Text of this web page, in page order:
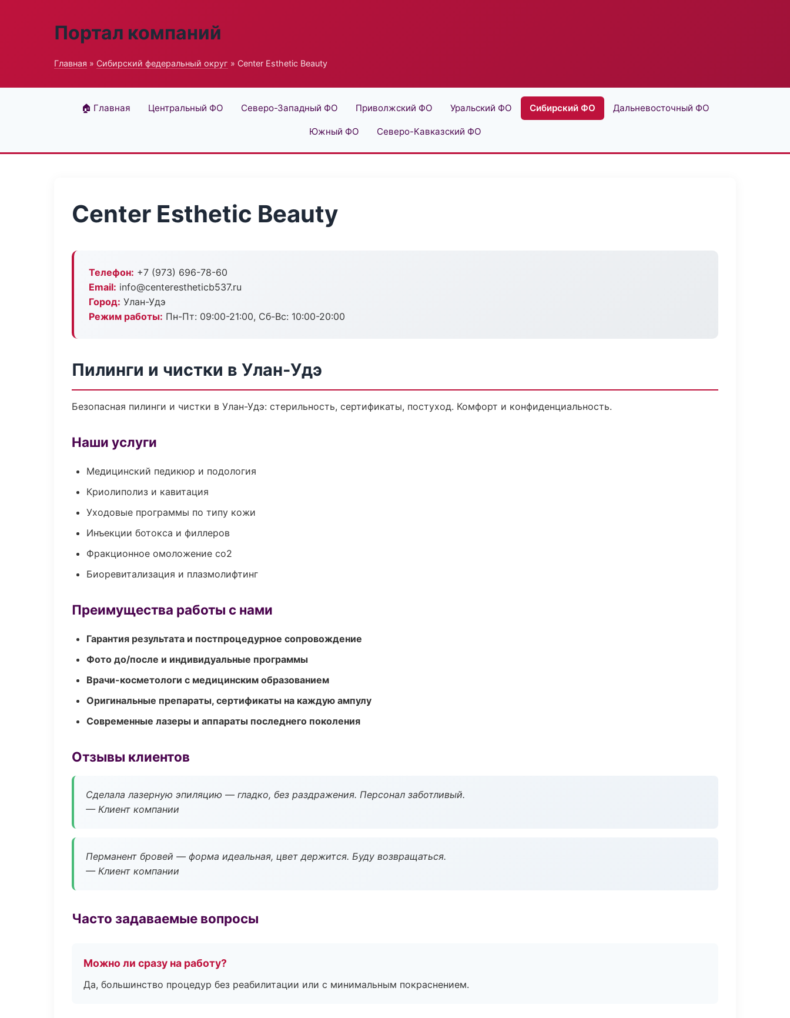
Портал компаний
Главная » Сибирский федеральный округ » Center Esthetic Beauty
🏠 Главная Центральный ФО Северо-Западный ФО Приволжский ФО Уральский ФО Сибирский ФО Дальневосточный ФО
Южный ФО Северо-Кавказский ФО
Center Esthetic Beauty
Телефон: +7 (973) 696-78-60
Email: info@centerestheticb537.ru
Город: Улан-Удэ
Режим работы: Пн-Пт: 09:00-21:00, Сб-Вс: 10:00-20:00
Пилинги и чистки в Улан-Удэ
Безопасная пилинги и чистки в Улан-Удэ: стерильность, сертификаты, постуход. Комфорт и конфиденциальность.
Наши услуги
Медицинский педикюр и подология
Криолиполиз и кавитация
Уходовые программы по типу кожи
Инъекции ботокса и филлеров
Фракционное омоложение co2
Биоревитализация и плазмолифтинг
Преимущества работы с нами
Гарантия результата и постпроцедурное сопровождение
Фото до/после и индивидуальные программы
Врачи-косметологи с медицинским образованием
Оригинальные препараты, сертификаты на каждую ампулу
Современные лазеры и аппараты последнего поколения
Отзывы клиентов
Сделала лазерную эпиляцию — гладко, без раздражения. Персонал заботливый.
— Клиент компании
Перманент бровей — форма идеальная, цвет держится. Буду возвращаться.
— Клиент компании
Часто задаваемые вопросы
Можно ли сразу на работу?
Да, большинство процедур без реабилитации или с минимальным покраснением.